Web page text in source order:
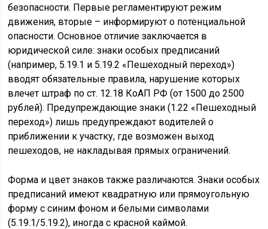
безопасности. Первые регламентируют режим
движения, вторые – информируют о потенциальной
опасности. Основное отличие заключается в
юридической силе: знаки особых предписаний
(например, 5.19.1 и 5.19.2 «Пешеходный переход»)
вводят обязательные правила, нарушение которых
влечет штраф по ст. 12.18 КоАП РФ (от 1500 до 2500
рублей). Предупреждающие знаки (1.22 «Пешеходный
переход») лишь предупреждают водителей о
приближении к участку, где возможен выход
пешеходов, не накладывая прямых ограничений.
Форма и цвет знаков также различаются. Знаки особых
предписаний имеют квадратную или прямоугольную
форму с синим фоном и белыми символами
(5.19.1/5.19.2), иногда с красной каймой.